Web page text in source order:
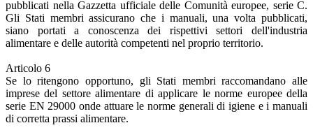
pubblicati nella Gazzetta ufficiale delle Comunità europee, serie C.
Gli Stati membri assicurano che i manuali, una volta pubblicati,
siano portati a conoscenza dei rispettivi settori dell'industria
alimentare e delle autorità competenti nel proprio territorio.
Articolo 6
Se lo ritengono opportuno, gli Stati membri raccomandano alle
imprese del settore alimentare di applicare le norme europee della
serie EN 29000 onde attuare le norme generali di igiene e i manuali
di corretta prassi alimentare.